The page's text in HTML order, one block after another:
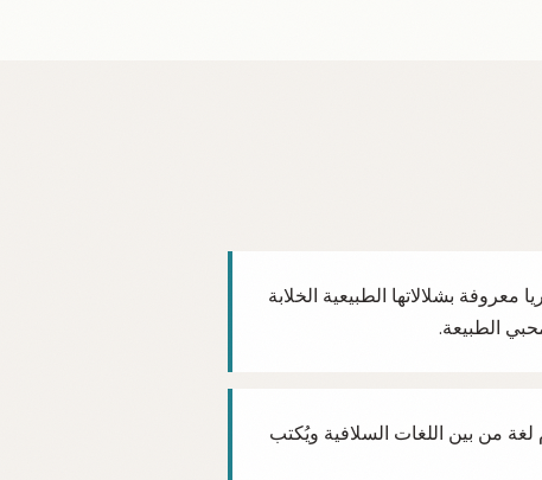
معروفة بشلالاتها الطبيعية الخلابة
الطبيعة.
لغة من بين اللغات السلافية ويُكتب